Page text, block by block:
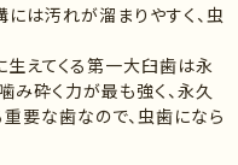
は汚れが溜まりやすく、虫
えてくる第一大臼歯は永
み砕く力が最も強く、永久
要な歯なので、虫歯になら